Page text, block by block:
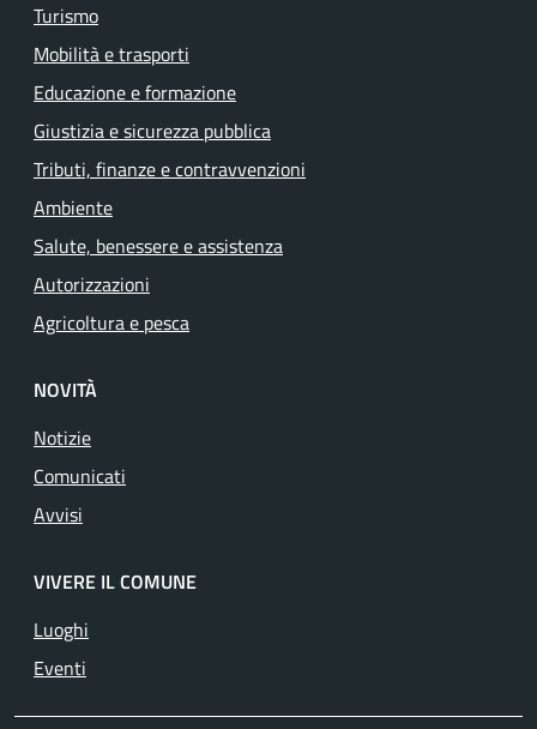
Turismo
Mobilità e trasporti
Educazione e formazione
Giustizia e sicurezza pubblica
Tributi, finanze e contravvenzioni
Ambiente
Salute, benessere e assistenza
Autorizzazioni
Agricoltura e pesca
NOVITÀ
Notizie
Comunicati
Avvisi
VIVERE IL COMUNE
Luoghi
Eventi